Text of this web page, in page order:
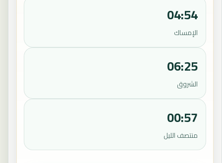
04:54
الإمساك
06:25
الشروق
00:57
منتصف الليل